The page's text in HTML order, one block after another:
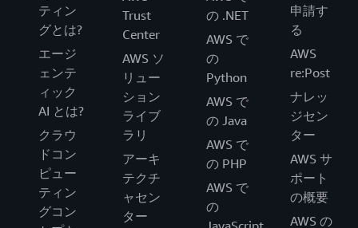
ティン
グとは?
エージ
ェンテ
ィック
AI とは?
クラウ
ドコン
ピュー
ティン
グコン
Trust
Center
AWS ソ
リュー
ション
ライブ
ラリ
アーキ
テクチ
ャセン
ター
の .NET
AWS で
の
Python
AWS で
の Java
AWS で
の PHP
AWS で
の
申請す
る
AWS
re:Post
ナレッ
ジセン
ター
AWS サ
ポート
の概要
AWS の